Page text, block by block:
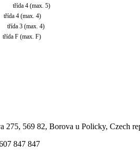
4 (max. 5)
(max. 4)
3 (max. 4)
(max. F)
275, 569 82, Borova u Policky, Czech
847 847